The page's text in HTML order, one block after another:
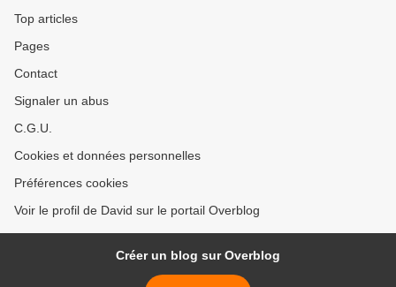
Top articles
Pages
Contact
Signaler un abus
C.G.U.
Cookies et données personnelles
Préférences cookies
Voir le profil de David sur le portail Overblog
Créer un blog sur Overblog